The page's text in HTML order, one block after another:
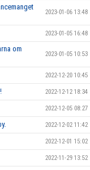
2023-01-06 13:48
2023-01-05 16:48
om
2023-01-05 10:53
2022-12-20 10:45
2022-12-12 18:34
2022-12-05 08:27
2022-12-02 11:42
2022-12-01 15:02
2022-11-29 13:52